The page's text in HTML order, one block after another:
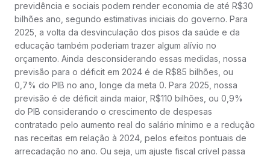
previdência e sociais podem render economia de até R$30
bilhões ano, segundo estimativas iniciais do governo. Para
2025, a volta da desvinculação dos pisos da saúde e da
educação também poderiam trazer algum alívio no
orçamento. Ainda desconsiderando essas medidas, nossa
previsão para o déficit em 2024 é de R$85 bilhões, ou
0,7% do PIB no ano, longe da meta 0. Para 2025, nossa
previsão é de déficit ainda maior, R$110 bilhões, ou 0,9%
do PIB considerando o crescimento de despesas
contratado pelo aumento real do salário mínimo e a redução
nas receitas em relação à 2024, pelos efeitos pontuais de
arrecadação no ano. Ou seja, um ajuste fiscal crível passa